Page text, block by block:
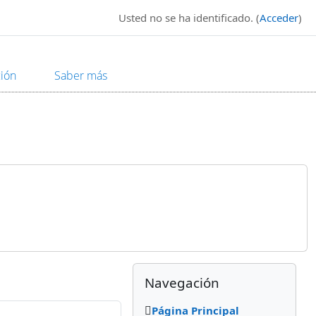
Saber más
Usted no se ha identificado. (Acceder)
Bloques
Bloques
Salta Navegación
Navegación
Página Principal